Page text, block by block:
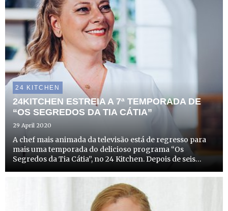
24 KITCHEN
24KITCHEN ESTREIA A 7ª TEMPORADA DE
“OS SEGREDOS DA TIA CÁTIA”
29 April 2020
A chef mais animada da televisão está de regresso para
mais uma temporada do delicioso programa “Os
Segredos da Tia Cátia”, no 24 Kitchen. Depois de seis
mais conhecida pelos portugueses como Tia Cátia, traz